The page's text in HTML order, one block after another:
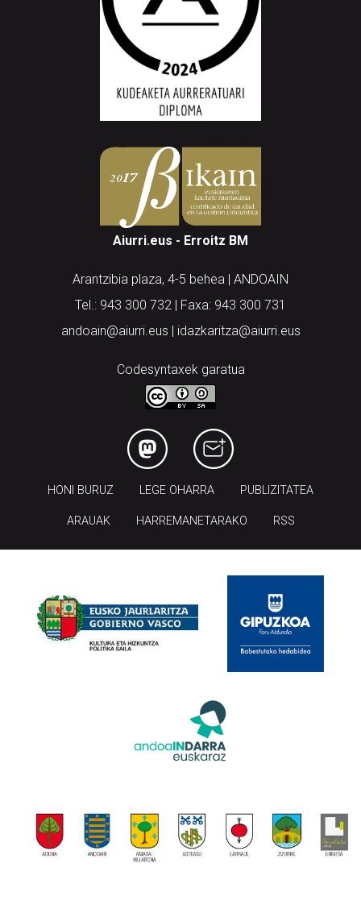
Aiurri.eus - Erroitz BM
Arantzibia plaza, 4-5 behea | ANDOAIN
Tel.: 943 300 732 | Faxa: 943 300 731
andoain@aiurri.eus | idazkaritza@aiurri.eus
Codesyntaxek garatua
HONI BURUZ LEGE OHARRA PUBLIZITATEA
ARAUAK HARREMANETARAKO RSS